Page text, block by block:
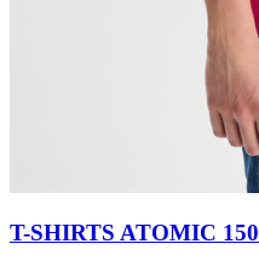
T-SHIRTS ATOMIC 150